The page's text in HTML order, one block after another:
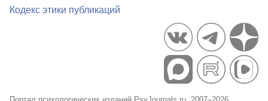
Кодекс этики публикаций